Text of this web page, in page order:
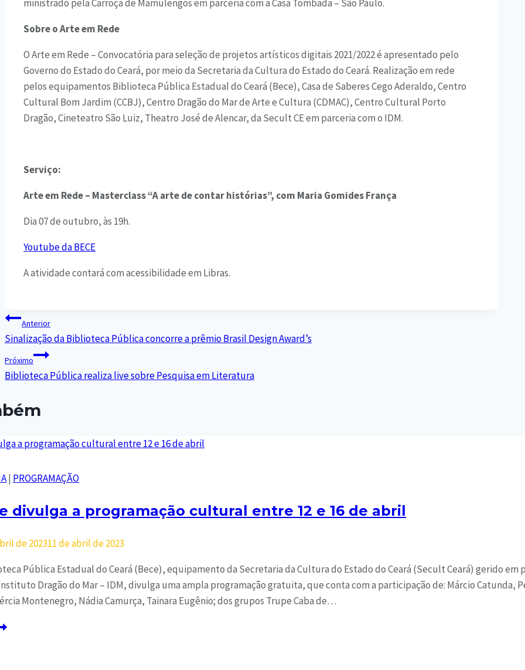
ministrado pela Carroça de Mamulengos em parceria com a Casa Tombada – São Paulo.
Sobre o Arte em Rede
O Arte em Rede – Convocatória para seleção de projetos artísticos digitais 2021/2022 é apresentado pelo
Governo do Estado do Ceará, por meio da Secretaria da Cultura do Estado do Ceará. Realização em rede
pelos equipamentos Biblioteca Pública Estadual do Ceará (Bece), Casa de Saberes Cego Aderaldo, Centro
Cultural Bom Jardim (CCBJ), Centro Dragão do Mar de Arte e Cultura (CDMAC), Centro Cultural Porto
Dragão, Cineteatro São Luiz, Theatro José de Alencar, da Secult CE em parceria com o IDM.
Serviço:
Arte em Rede – Masterclass “A arte de contar histórias”, com Maria Gomides França
Dia 07 de outubro, às 19h.
Youtube da BECE
A atividade contará com acessibilidade em Libras.
Anterior
Sinalização da Biblioteca Pública concorre a prêmio Brasil Design Award’s
Próximo
Biblioteca Pública realiza live sobre Pesquisa em Literatura
| PROGRAMAÇÃO
divulga a programação cultural entre 12 e 16 de abril
de 202311 de abril de 2023
Pública Estadual do Ceará (Bece), equipamento da Secretaria da Cultura do Estado do Ceará (Secult Ceará) gerido em
Dragão do Mar – IDM, divulga uma ampla programação gratuita, que conta com a participação de: Márcio Catunda,
Montenegro, Nádia Camurça, Tainara Eugênio; dos grupos Trupe Caba de…